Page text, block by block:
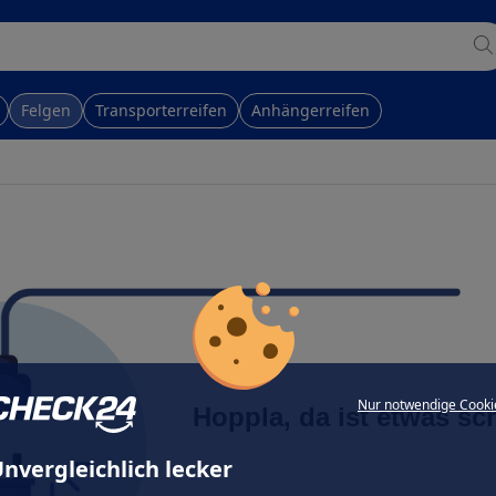
Nur notwendige
lecker
Felgen Transporterreifen Anhängerreifen
Hoppla, da ist etwas